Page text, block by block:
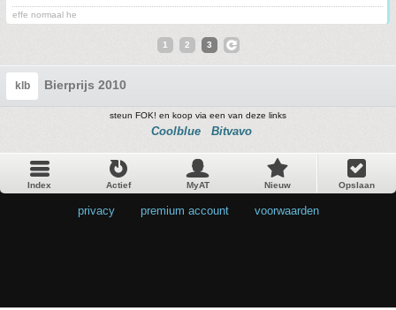
effe normaal he
1 2 3
klb Bierprijs 2010
steun FOK! en koop via een van deze links
Coolblue Bitvavo
Index Actief MyAT Nieuw Opslaan
privacy premium account voorwaarden